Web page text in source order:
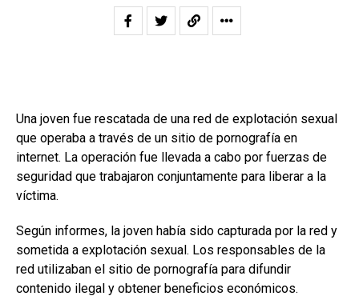
Una joven fue rescatada de una red de explotación sexual
que operaba a través de un sitio de pornografía en
internet. La operación fue llevada a cabo por fuerzas de
seguridad que trabajaron conjuntamente para liberar a la
víctima.
Según informes, la joven había sido capturada por la red y
sometida a explotación sexual. Los responsables de la
red utilizaban el sitio de pornografía para difundir
contenido ilegal y obtener beneficios económicos.